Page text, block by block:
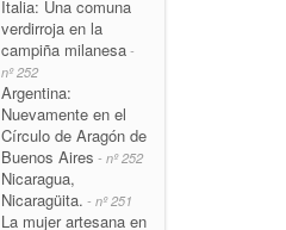
Italia: Una comuna
verdirroja en la
campiña milanesa -
nº 252
Argentina:
Nuevamente en el
Círculo de Aragón de
Buenos Aires - nº 252
Nicaragua,
Nicaragüita. - nº 251
La mujer artesana en